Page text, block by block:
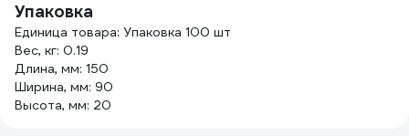
Упаковка
Единица товара: Упаковка 100 шт
Вес, кг: 0.19
Длина, мм: 150
Ширина, мм: 90
Высота, мм: 20